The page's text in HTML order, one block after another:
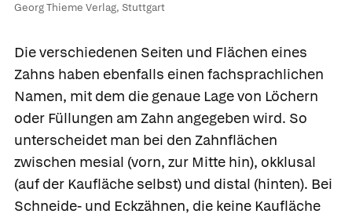
Georg Thieme Verlag, Stuttgart
Die verschiedenen Seiten und Flächen eines
Zahns haben ebenfalls einen fachsprachlichen
Namen, mit dem die genaue Lage von Löchern
oder Füllungen am Zahn angegeben wird. So
unterscheidet man bei den Zahnflächen
zwischen mesial (vorn, zur Mitte hin), okklusal
(auf der Kaufläche selbst) und distal (hinten). Bei
Schneide- und Eckzähnen, die keine Kaufläche